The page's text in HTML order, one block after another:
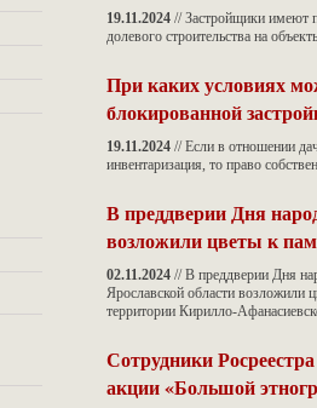
19.11.2024 // Застройщики имеют
долевого строительства на
При каких условиях
блокированной
19.11.2024 // Если в отношении
инвентаризация, то право
В преддверии Дня
возложили цветы к
02.11.2024 // В преддверии Дня
Ярославской области
территории Кирилло-
Сотрудники
акции «Большой